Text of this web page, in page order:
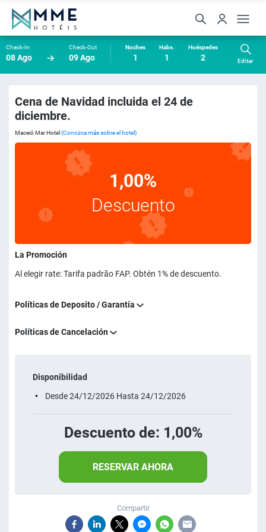
Check-In
08 Ago
Check-Out
09 Ago
Noches
1
Habs.
1
Huéspedes
2 Editar
Cena de Navidad incluida el 24 de
diciembre.
Maceió Mar Hotel (Conozca más sobre el hotel)
1,00%
Descuento
La Promoción
Al elegir rate: Tarifa padrão FAP. Obtén 1% de descuento.
Políticas de Deposito / Garantía
Políticas de Cancelación
Disponibilidad
Desde 24/12/2026 Hasta 24/12/2026
Descuento de: 1,00%
RESERVAR AHORA
Compartir